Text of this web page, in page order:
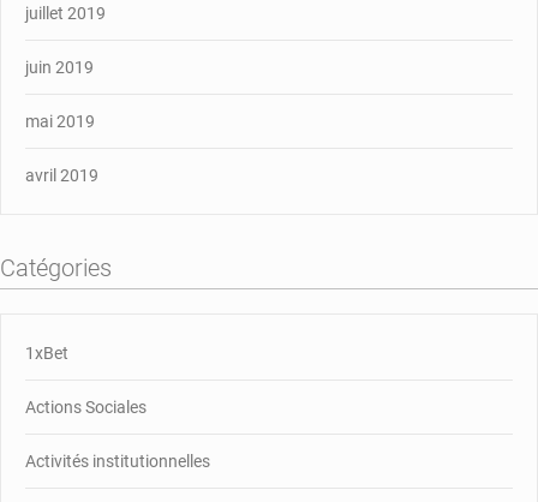
juillet 2019
juin 2019
mai 2019
avril 2019
Catégories
1xBet
Actions Sociales
Activités institutionnelles